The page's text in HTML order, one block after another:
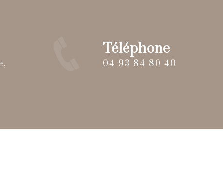
Téléphone
04 93 84 80 40